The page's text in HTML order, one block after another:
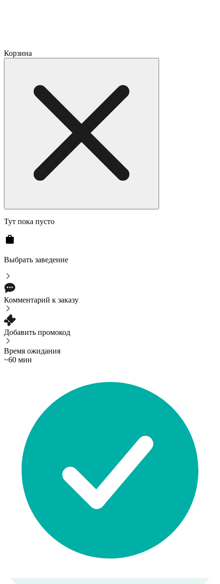
Корзина
Тут пока пусто
Выбрать заведение
Комментарий к заказу
Добавить промокод
Время ожидания
~60 мин